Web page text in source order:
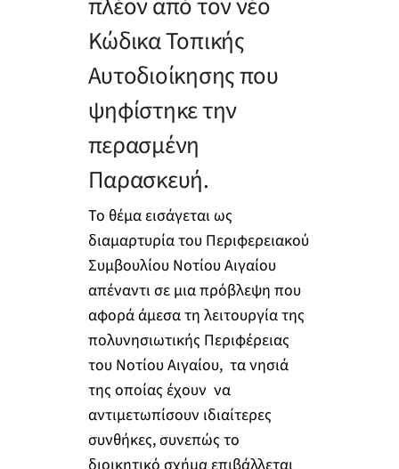
Κώδικα Τοπικής
Αυτοδιοίκησης που
ψηφίστηκε την
περασμένη
Παρασκευή.
Το θέμα εισάγεται ως
διαμαρτυρία του Περιφερειακού
Συμβουλίου Νοτίου Αιγαίου
απέναντι σε μια πρόβλεψη που
αφορά άμεσα τη λειτουργία της
πολυνησιωτικής Περιφέρειας
του Νοτίου Αιγαίου, τα νησιά
της οποίας έχουν να
αντιμετωπίσουν ιδιαίτερες
συνθήκες, συνεπώς το